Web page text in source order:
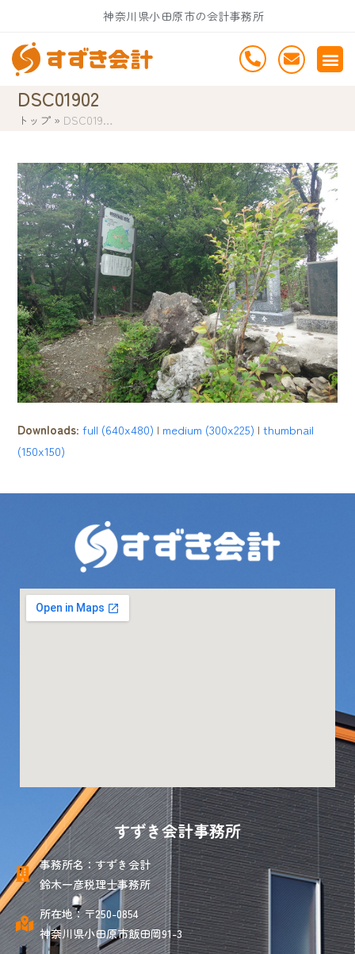
content
神奈川県小田原市の会計事務所
DSC01902
トップ » DSC019…
Downloads:full (640x480) | medium (300x225) |thumbnail
(150x150)
すずき会計事務所
事務所名：すずき会計
鈴木一彦税理士事務所
所在地：〒250-0854
神奈川県小田原市飯田岡91-3